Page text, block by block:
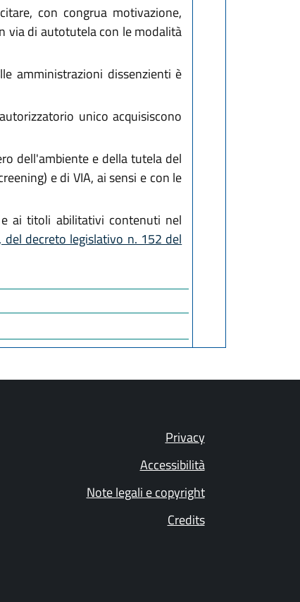
con congrua motivazione,
via di autotutela con le modalità
amministrazioni dissenzienti è
unico acquisiscono
dell'ambiente e della tutela del
e di VIA, ai sensi e con le
ai titoli abilitativi contenuti nel
decreto legislativo n. 152 del
Privacy
Accessibilità
Note legali e copyright
Credits